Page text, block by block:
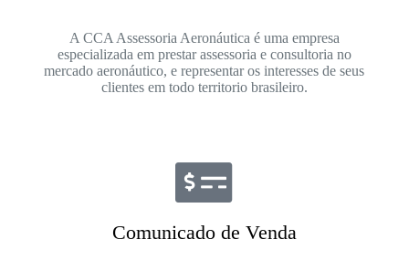
A CCA Assessoria Aeronáutica é uma empresa
especializada em prestar assessoria e consultoria no
mercado aeronáutico,e representar os interesses de seus
clientes em todo territorio brasileiro.
Comunicado de Venda